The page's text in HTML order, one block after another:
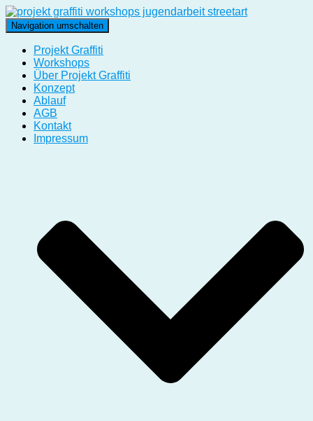
Navigation umschalten
Projekt Graffiti
Workshops
Über Projekt Graffiti
Konzept
Ablauf
AGB
Kontakt
Impressum